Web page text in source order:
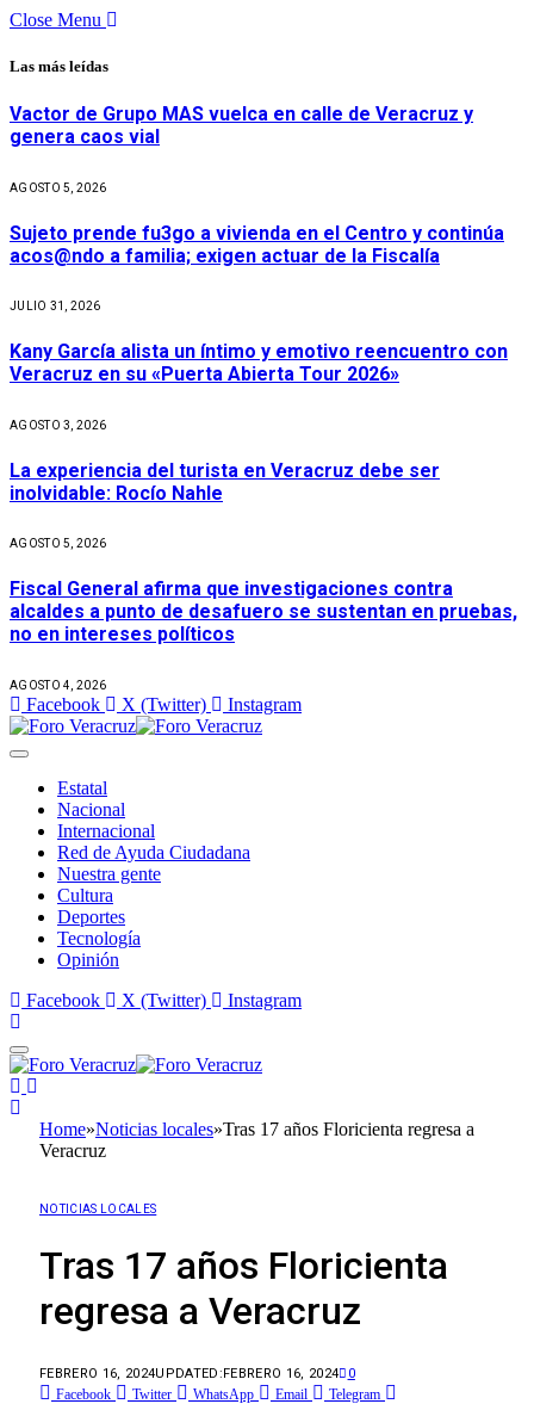
Close Menu
Las más leídas
Vactor de Grupo MAS vuelca en calle de Veracruz y
genera caos vial
AGOSTO 5, 2026
Sujeto prende fu3go a vivienda en el Centro y continúa
acos@ndo a familia; exigen actuar de la Fiscalía
JULIO 31, 2026
Kany García alista un íntimo y emotivo reencuentro con
Veracruz en su «Puerta Abierta Tour 2026»
AGOSTO 3, 2026
La experiencia del turista en Veracruz debe ser
inolvidable: Rocío Nahle
AGOSTO 5, 2026
Fiscal General afirma que investigaciones contra
alcaldes a punto de desafuero se sustentan en pruebas,
no en intereses políticos
AGOSTO 4, 2026
Facebook X (Twitter) Instagram
Estatal
Nacional
Internacional
Red de Ayuda Ciudadana
Nuestra gente
Cultura
Deportes
Tecnología
Opinión
Facebook
X (Twitter) Instagram
Home»Noticias locales»Tras 17 años Floricienta regresa a
Veracruz
NOTICIAS LOCALES
Tras 17 años Floricienta
regresa a Veracruz
FEBRERO 16, 2024UPDATED:FEBRERO 16, 2024 0
Facebook Twitter WhatsApp Email Telegram